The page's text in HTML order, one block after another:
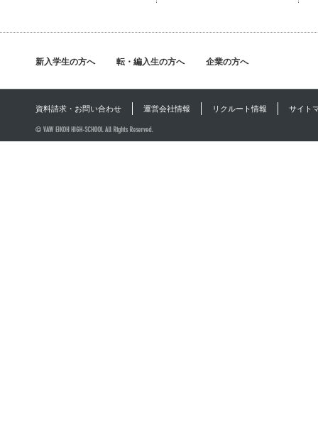
新入学生の方へ 転・編入生の方へ 企業の方へ
資料請求・お問い合わせ 運営会社情報 リクルート情報 サイト